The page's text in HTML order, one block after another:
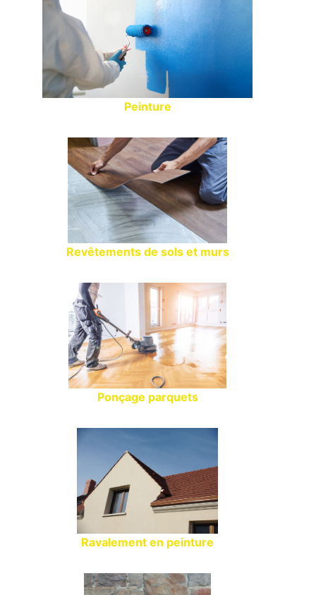
Peinture
Revêtements de sols et murs
Ponçage parquets
Ravalement en peinture